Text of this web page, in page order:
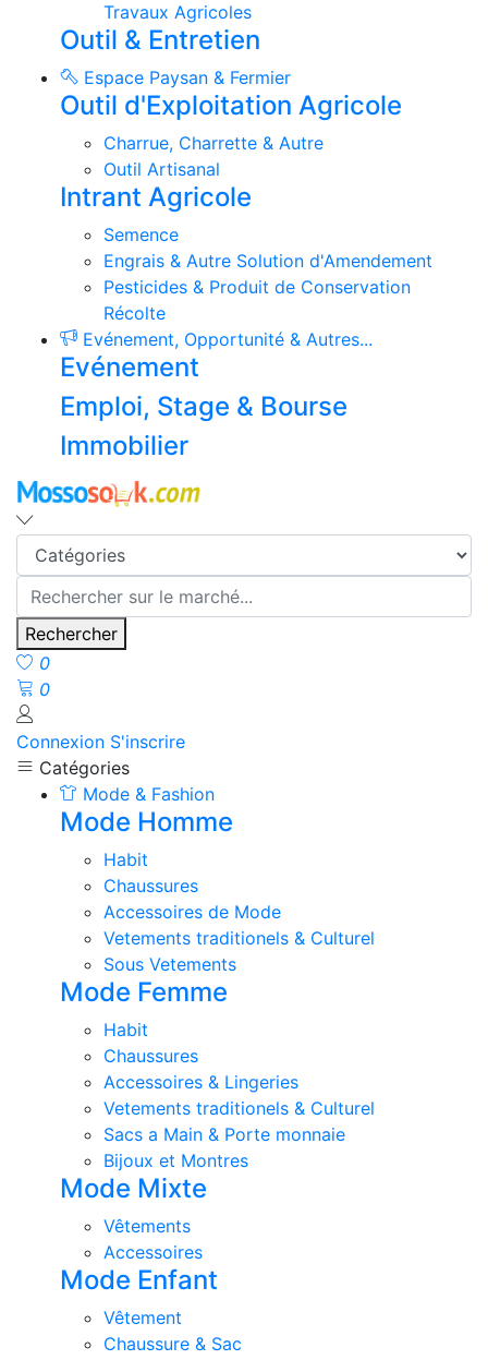
Travaux Agricoles
Outil & Entretien
Espace Paysan & Fermier
Outil d'Exploitation Agricole
Charrue, Charrette & Autre
Outil Artisanal
Intrant Agricole
Semence
Engrais & Autre Solution d'Amendement
Pesticides & Produit de Conservation
Récolte
Evénement, Opportunité & Autres...
Evénement
Emploi, Stage & Bourse
Immobilier
Rechercher
0
0
Connexion S'inscrire
Catégories
Mode & Fashion
Mode Homme
Habit
Chaussures
Accessoires de Mode
Vetements traditionels & Culturel
Sous Vetements
Mode Femme
Habit
Chaussures
Accessoires & Lingeries
Vetements traditionels & Culturel
Sacs a Main & Porte monnaie
Bijoux et Montres
Mode Mixte
Vêtements
Accessoires
Mode Enfant
Vêtement
Chaussure & Sac